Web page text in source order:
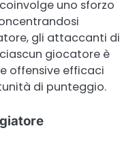
uno sforzo
gli attaccanti di
giocatore è
offensive efficaci
di punteggio.